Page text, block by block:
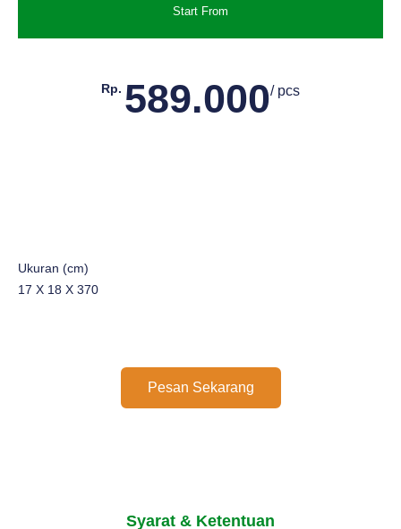
Start From
Rp. 589.000/ pcs
Ukuran (cm)
17 X 18 X 370
Pesan Sekarang
Syarat & Ketentuan